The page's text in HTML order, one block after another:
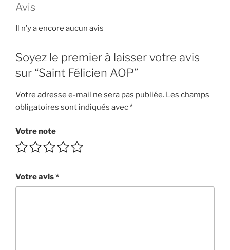
Avis
Il n’y a encore aucun avis
Soyez le premier à laisser votre avis
sur “Saint Félicien AOP”
Votre adresse e-mail ne sera pas publiée. Les champs
obligatoires sont indiqués avec*
Votre note
Votre avis*